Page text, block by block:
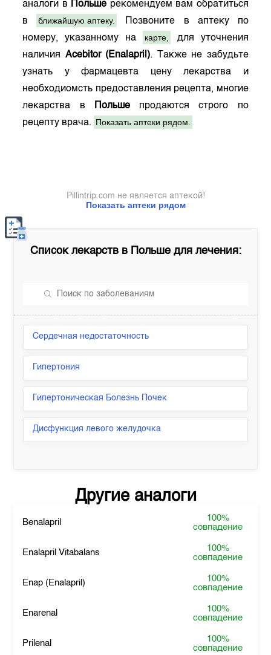
аналоги в Польше рекомендуем вам обратиться
в
ближайшую аптеку.
Позвоните в аптеку по
номеру, указанному на
карте,
для уточнения
наличия Acebitor (Enalapril). Также не забудьте
узнать у фармацевта цену лекарства и
необходиомсть предоставления рецепта, многие
лекарства в
Польшепродаются строго по
рецепту врача. Показать аптеки рядом.
Показать аптеки рядом
Pillintrip.com не является аптекой!
Список лекарств в Польшедля лечения:
Сердечная недостаточность
Гипертония
Гипертоническая Болезнь Почек
Дисфункция левого желудочка
Другие аналоги
Benalapril
100%
совпадение
Enalapril Vitabalans
100%
совпадение
Enap (Enalapril)
100%
совпадение
Enarenal
100%
совпадение
Prilenal
100%
совпадение